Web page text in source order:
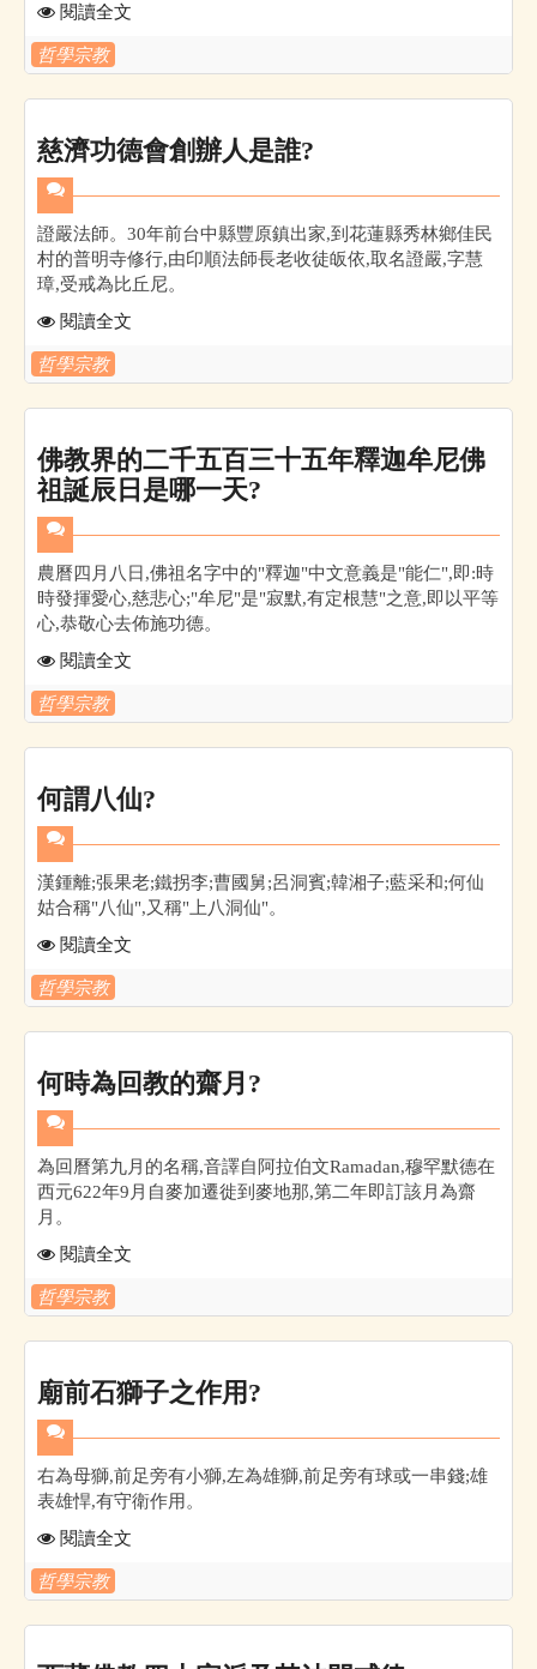
閱讀全文
哲學宗教
慈濟功德會創辦人是誰?
證嚴法師。30年前台中縣豐原鎮出家,到花蓮縣秀林鄉佳民
村的普明寺修行,由印順法師長老收徒皈依,取名證嚴,字慧
璋,受戒為比丘尼。
閱讀全文
哲學宗教
佛教界的二千五百三十五年釋迦牟尼佛
祖誕辰日是哪一天?
農曆四月八日,佛祖名字中的"釋迦"中文意義是"能仁",即:時
時發揮愛心,慈悲心;"牟尼"是"寂默,有定根慧"之意,即以平等
心,恭敬心去佈施功德。
閱讀全文
哲學宗教
何謂八仙?
漢鍾離;張果老;鐵拐李;曹國舅;呂洞賓;韓湘子;藍采和;何仙
姑合稱"八仙",又稱"上八洞仙"。
閱讀全文
哲學宗教
何時為回教的齋月?
為回曆第九月的名稱,音譯自阿拉伯文Ramadan,穆罕默德在
西元622年9月自麥加遷徙到麥地那,第二年即訂該月為齋
月。
閱讀全文
哲學宗教
廟前石獅子之作用?
右為母獅,前足旁有小獅,左為雄獅,前足旁有球或一串錢;雄
表雄悍,有守衛作用。
閱讀全文
哲學宗教